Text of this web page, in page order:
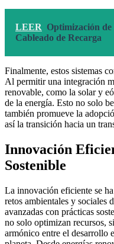
LEER Optimización de
Cableado de Recarga
Finalmente, estos sistemas
Al permitir una integración
renovable, como la solar y
de la energía. Esto no solo
también promueve la
así la transición hacia un
Innovación
Sostenible
La innovación eficiente se
retos ambientales y
avanzadas con prácticas
no solo optimizan recursos,
armónico entre el desarrollo